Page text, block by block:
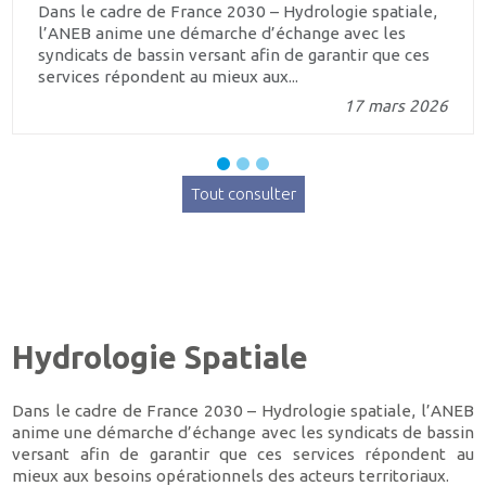
Dans le cadre de France 2030 – Hydrologie spatiale,
l’ANEB anime une démarche d’échange avec les
syndicats de bassin versant afin de garantir que ces
services répondent au mieux aux...
17 mars 2026
Tout consulter
Hydrologie Spatiale
Dans le cadre de France 2030 – Hydrologie spatiale, l’ANEB
anime une démarche d’échange avec les syndicats de bassin
versant afin de garantir que ces services répondent au
mieux aux besoins opérationnels des acteurs territoriaux.